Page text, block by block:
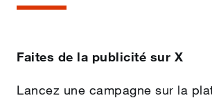
Faites de la publicité sur X
Lancez une campagne sur la